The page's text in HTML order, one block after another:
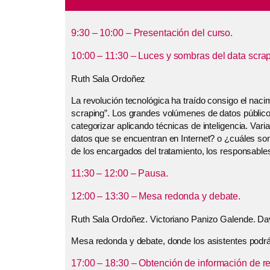
9:30 – 10:00 – Presentación del curso.
10:00 – 11:30 – Luces y sombras del data
Ruth Sala Ordoñez
La revolución tecnológica ha traído consigo el
scraping”. Los grandes volúmenes de datos
categorizar aplicando técnicas de inteligencia.
datos que se encuentran en Internet? o ¿cuáles
de los encargados del tratamiento, los
11:30 – 12:00 – Pausa.
12:00 – 13:30 – Mesa redonda y debate.
Ruth Sala Ordoñez. Victoriano Panizo Galende.
Mesa redonda y debate, donde los asistentes
17:00 – 18:30 – Obtención de información de